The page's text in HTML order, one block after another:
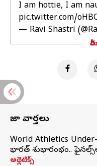
I am hottie, I am
pic.twitter.com/
— Ravi Shastri
తాజా వార్తలు
World Athletics
భారత్‌ శుభారంభం..
అథ్లెటిక్స్